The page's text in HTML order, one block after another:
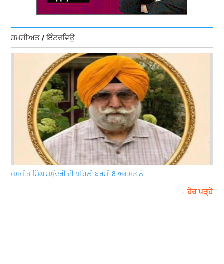
ਸ਼ਖ਼ਸੀਅਤ / ਇੰਟਰਵਿਊ
ਜਸਜੀਤ ਸਿੰਘ ਸਮੁੰਦਰੀ ਦੀ ਪਹਿਲੀ ਬਰਸੀ 8 ਅਗਸਤ ਨੂੰ
→ ਹੋਰ ਪੜ੍ਹੋ